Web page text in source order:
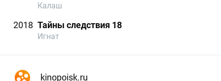
Калаш
2018 Тайны следствия 18
Игнат
kinopoisk.ru